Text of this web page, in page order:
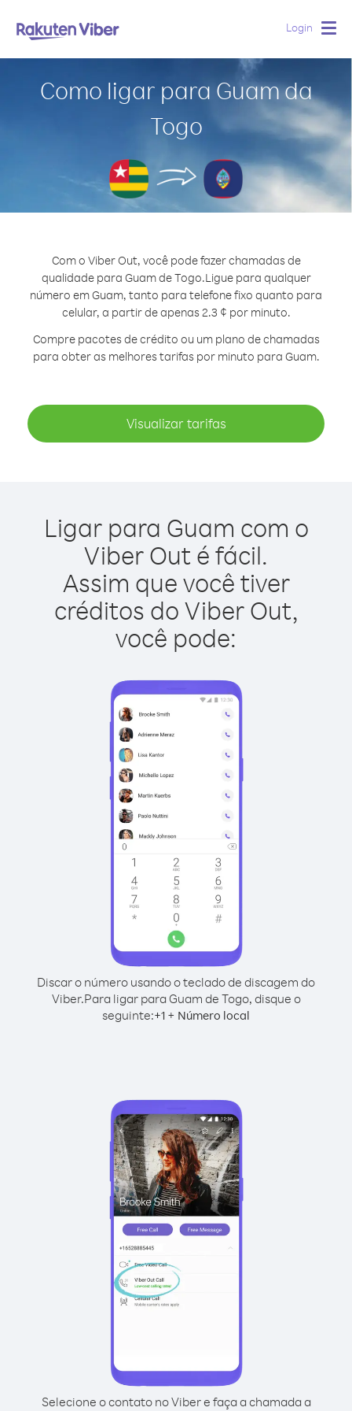
Login
Como ligar para Guam da
Togo
Com o Viber Out, você pode fazer chamadas de
qualidade para Guam de Togo.Ligue para qualquer
número em Guam, tanto para telefone fixo quanto para
celular, a partir de apenas 2.3 ¢ por minuto.
Compre pacotes de crédito ou um plano de chamadas
para obter as melhores tarifas por minuto para Guam.
Visualizar tarifas
Ligar para Guam com o
Viber Out é fácil.
Assim que você tiver
créditos do Viber Out,
você pode:
Discar o número usando o teclado de discagem do
Viber.Para ligar para Guam de Togo, disque o
seguinte:+1 + Número local
Selecione o contato no Viber e faça a chamada a